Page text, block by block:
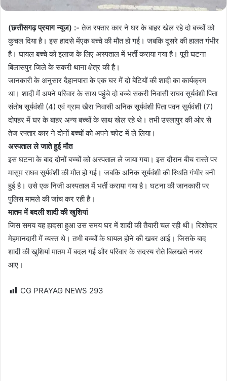
(छत्तीसगढ़ प्रयाग न्यूज) :- तेज रफ्तार कार ने घर के बाहर खेल रहे दो बच्चों को
कुचल दिया है। इस हादसे मेंएक बच्चे की मौत हो गई। जबकि दूसरे की हालत गंभीर
है। घायल बच्चे को इलाज के लिए अस्पताल में भर्ती कराया गया है। पूरी घटना
बिलासपुर जिले के सकरी थाना क्षेत्र की है।
जानकारी के अनुसार दैहानपारा के एक घर में दो बेटियों की शादी का कार्यक्रम
था। शादी में अपने परिवार के साथ पहुंचे दो बच्चे सकरी निवासी राघव सूर्यवंशी पिता
संतोष सूर्यवंशी (4) एवं ग्राम खैरा निवासी अनिक सूर्यवंशी पिता पवन सूर्यवंशी (7)
दोपहर में घर के बाहर अन्य बच्चों के साथ खेल रहे थे। तभी उस्लापुर की ओर से
तेज रफ्तार कार ने दोनों बच्चों को अपने चपेट में ले लिया।
अस्पताल ले जाते हुई मौत
इस घटना के बाद दोनों बच्चों को अस्पताल ले जाया गया। इस दौरान बीच रास्ते पर
मासूम राघव सूर्यवंशी की मौत हो गई। जबकि अनिक सूर्यवंशी की स्थिति गंभीर बनी
हुई है। उसे एक निजी अस्पताल में भर्ती कराया गया है। घटना की जानकारी पर
पुलिस मामले की जांच कर रही है।
मातम में बदली शादी की खुशियां
जिस समय यह हादसा हुआ उस समय घर में शादी की तैयारी चल रही थी। रिश्तेदार
मेहमानदारी में व्यस्त थे। तभी बच्चों के घायल होने की खबर आई। जिसके बाद
शादी की खुशियां मातम में बदल गई और परिवार के सदस्य रोते बिलखते नजर
आए।
CG PRAYAG NEWS 293